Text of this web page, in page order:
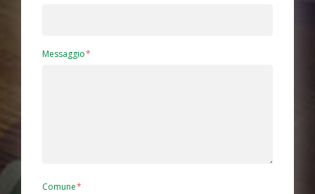
Messaggio
Comune